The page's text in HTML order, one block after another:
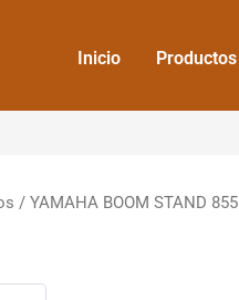
Inicio Productos
/ YAMAHA BOOM STAND 855